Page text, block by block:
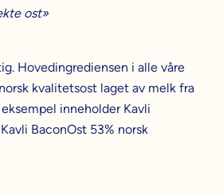
ost»
Hovedingrediensen i alle våre
kvalitetsost laget av melk fra
inneholder Kavli
BaconOst 53% norsk